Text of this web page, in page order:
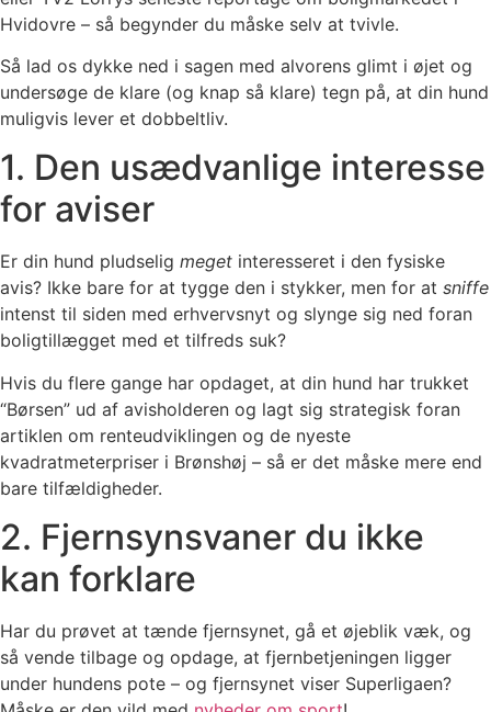
Hvidovre – så begynder du måske selv at tvivle.
Så lad os dykke ned i sagen med alvorens glimt i øjet og
undersøge de klare (og knap så klare) tegn på, at din hund
muligvis lever et dobbeltliv.
1. Den usædvanlige interesse
for aviser
Er din hund pludselig meget interesseret i den fysiske
avis? Ikke bare for at tygge den i stykker, men for at sniffe
intenst til siden med erhvervsnyt og slynge sig ned foran
boligtillægget med et tilfreds suk?
Hvis du flere gange har opdaget, at din hund har trukket
“Børsen” ud af avisholderen og lagt sig strategisk foran
artiklen om renteudviklingen og de nyeste
kvadratmeterpriser i Brønshøj – så er det måske mere end
bare tilfældigheder.
2. Fjernsynsvaner du ikke
kan forklare
Har du prøvet at tænde fjernsynet, gå et øjeblik væk, og
så vende tilbage og opdage, at fjernbetjeningen ligger
under hundens pote – og fjernsynet viser Superligaen?